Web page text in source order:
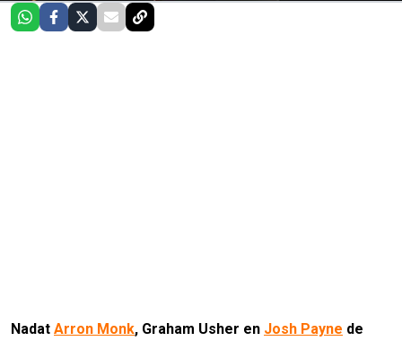
Nadat Arron Monk, Graham Usher en Josh Payne de